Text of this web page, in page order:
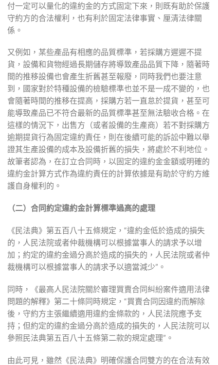
付一定可以量化的違約金的方式固定下來，則既有助於保護
守約方的合法權利，也有利於固定法律事實、厘清法律關
係。
又例如，某些產品有相應的品質標準，若採購方遲遲不提
貨，設備和貨物經過長期儲存將導致產品品質下降，隨著時
間的推移設備也會產生折舊甚至報廢，同時我們也要注意
到，國家對於特種設備的檢驗標準也並不是一成不變的，也
會隨著時間的推移在提高，採購方若一直怠於提貨，甚至可
能導致產品已不符合最新的品質標準甚至無法驗收合格。在
這樣的情況下，出售方（或者設備的生產商）若不對採購方
逾期提貨行為固定違約責任，則在後續可能的訴訟中難以舉
證其生產設備的成本及設備折舊的損失，將處於不利地位。
故筆者認為，在訂立合同時，以固定的違約金金額或明確的
違約金計算方式作為違約責任的計算依據是有助於守約方維
護自身權利的。
（二）合同約定違約金計算標準過高的處理
《民法典》第五百八十五條規定，“違約金低於造成的損失
的，人民法院或者仲裁機構可以根據當事人的請求予以增
加；約定的違約金過分高於造成的損失的，人民法院或者仲
裁機構可以根據當事人的請求予以適當減少”。
同時，《最高人民法院關於審理買賣合同糾紛案件適用法律
問題的解釋》第二十條同時規定，“買賣合同因違約而解除
後，守約方主張繼續適用違約金條款的，人民法院應予支
持；但約定的違約金過分高於造成的損失的，人民法院可以
參照民法典第五百八十五條第二款的規定處理”。
由此可見，雖然《民法典》明確保護合同雙方的在合法有效